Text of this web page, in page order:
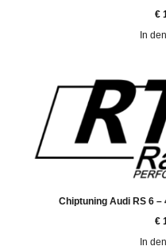
€
In
Chiptuning Audi RS 6 –
€
In